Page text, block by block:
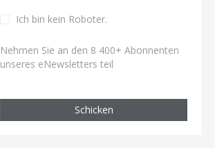
Ich bin kein Roboter.
Nehmen Sie an den 8 400+ Abonnenten
unseres eNewsletters teil
Schicken